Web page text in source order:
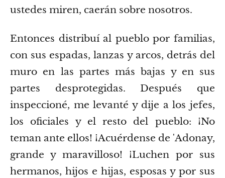
ustedes miren, caerán sobre nosotros.
Entonces distribuí al pueblo por familias,
con sus espadas, lanzas y arcos, detrás del
muro en las partes más bajas y en sus
partes desprotegidas.Después que
inspeccioné, me levanté y dije a los jefes,
los oficiales y el resto del pueblo: ¡No
teman ante ellos! ¡Acuérdense de ʼAdonay,
grande y maravilloso! ¡Luchen por sus
hermanos, hijos e hijas, esposas y por sus